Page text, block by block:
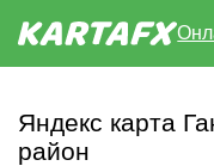
Яндекс карта
район